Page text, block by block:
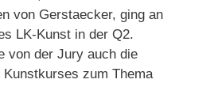
von Gerstaecker, ging an
LK-Kunst in der Q2.
von der Jury auch die
zum Thema